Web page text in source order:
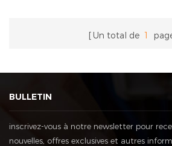
Un total de 1
BULLETIN
inscrivez-vous à notre newsletter pour
nouvelles, offres exclusives et autres